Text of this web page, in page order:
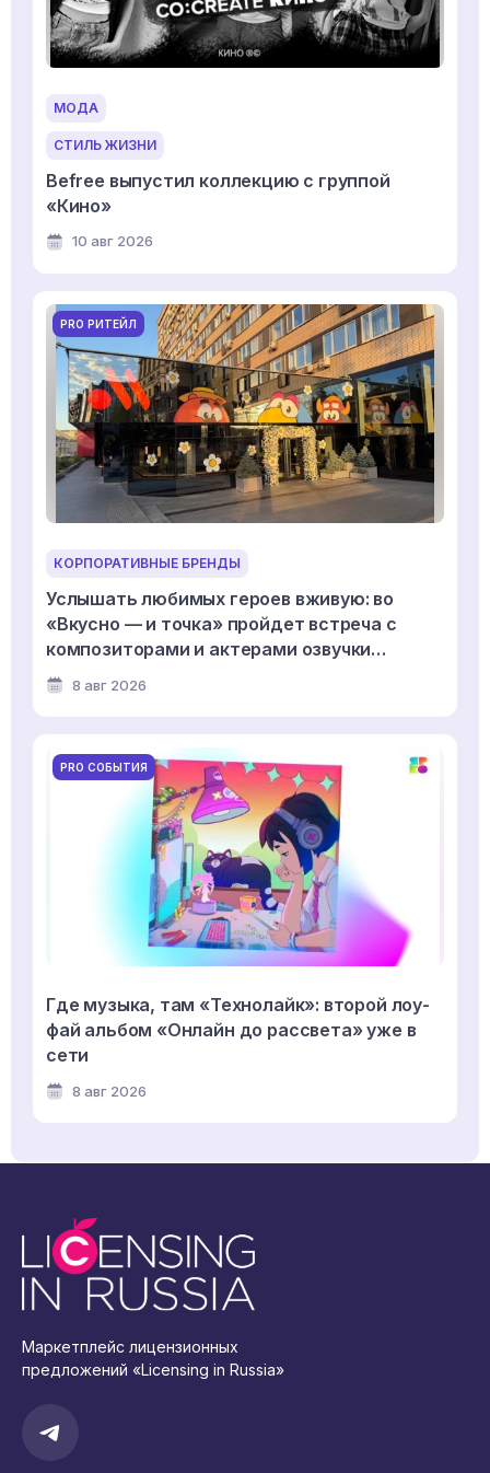
МОДА
СТИЛЬ ЖИЗНИ
Befree выпустил коллекцию с группой
«Кино»
10 авг 2026
PRO РИТЕЙЛ
КОРПОРАТИВНЫЕ БРЕНДЫ
Услышать любимых героев вживую: во
«Вкусно — и точка» пройдет встреча с
композиторами и актерами озвучки
мультсериала «Смешарики»
8 авг 2026
PRO СОБЫТИЯ
Где музыка, там «Технолайк»: второй лоу-
фай альбом «Онлайн до рассвета» уже в
сети
8 авг 2026
Маркетплейс лицензионных
предложений «Licensing in Russia»